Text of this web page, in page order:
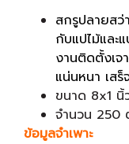
สกรูปลายสว่
กับแปไม้และ
งานติดตั้งเจ
แน่นหนา เส
ขนาด 8x1 นิ้
จำนวน 250
ข้อมูลจำเพาะ